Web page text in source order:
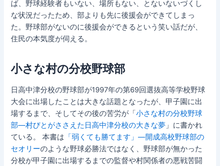
ば、野球経験者もいない、場所もない、とないないづくし
な状況だったため、部よりも先に後援会ができてしまっ
た。野球部がないのに後援会ができるという笑い話だが、
住民の本気度が伺える。
小さな村の分校野球部
日高中津分校の野球部が1997年の第69回選抜高等学校野球
大会に出場したことは大きな話題となったが、甲子園に出
場するまで、そしてその後の苦労が「小さな村の分校野球
部―村びとがささえた日高中津分校の大きな夢 」に書かれ
ている。 本書は 「弱くても勝てます」―開成高校野球部の
セオリーのような野球必勝法ではなく、野球部が無かった
分校が甲子園に出場するまでの監督や村関係者の悪戦苦闘